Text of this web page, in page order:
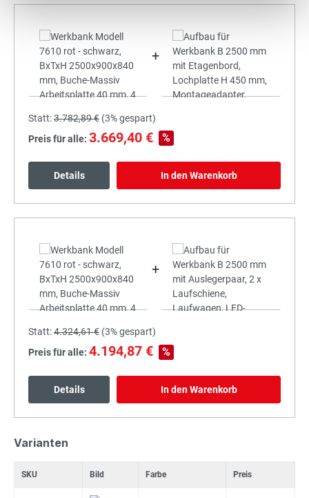
+
Statt:3.782,89 € (3%gespart)
Preis für alle: 3.669,40 € %
Details In den Warenkorb
+
Statt:4.324,61 € (3%gespart)
Preis für alle: 4.194,87 € %
Details In den Warenkorb
Varianten
SKU Bild Farbe Preis